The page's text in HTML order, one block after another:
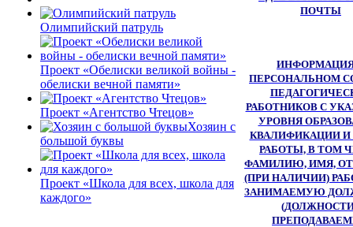
Олимпийский патруль
Проект «Обелиски великой войны -
обелиски вечной памяти»
Проект «Агентство Чтецов»
Хозяин с
большой буквы
Проект «Школа для всех, школа для
каждого»
ПОЧТЫ
ПЕРСОНАЛЬНОМ
РАБОТНИКОВ С
УРОВНЯ
КВАЛИФИКАЦИИ
РАБОТЫ, В ТОМ
ФАМИЛИЮ, ИМЯ,
(ПРИ НАЛИЧИИ)
ЗАНИМАЕМУЮ